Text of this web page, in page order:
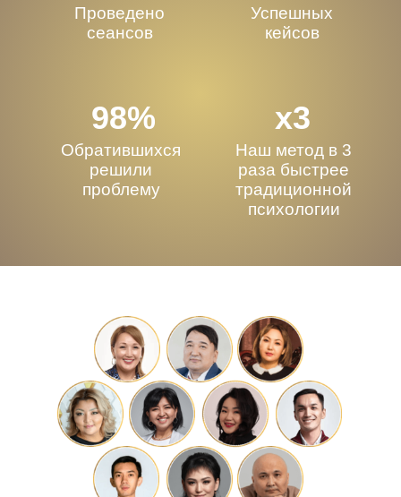
Проведено
сеансов
Успешных
кейсов
Обратившихся
решили
проблему
Наш метод в 3
раза быстрее
традиционной
психологии
98% х3